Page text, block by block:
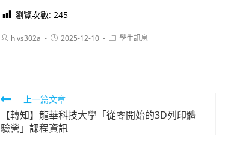
瀏覽次數: 245
Posthlvs302a
Post2025-12-10
Post學生訊息
Read
more
articles
上一篇文章
【轉知】龍華科技大學「從零開始的3D列印體
驗營」課程資訊